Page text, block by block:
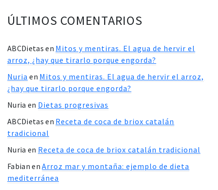
ÚLTIMOS COMENTARIOS
ABCDietas en Mitos y mentiras. El agua de hervir el
arroz, ¿hay que tirarlo porque engorda?
Nuria en Mitos y mentiras. El agua de hervir el arroz,
¿hay que tirarlo porque engorda?
Nuria en Dietas progresivas
ABCDietas en Receta de coca de briox catalán
tradicional
Nuria en Receta de coca de briox catalán tradicional
Fabian enArroz mar y montaña: ejemplo de dieta
mediterránea